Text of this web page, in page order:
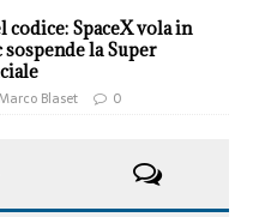
codice: SpaceX vola in
la Super
Blaset 0